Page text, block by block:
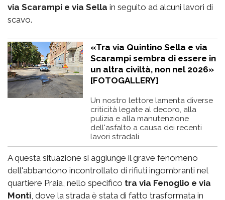
via Scarampi e via Sella in seguito ad alcuni lavori di
scavo.
«Tra via Quintino Sella e via
Scarampi sembra di essere in
un altra civiltà, non nel 2026»
[FOTOGALLERY]
Un nostro lettore lamenta diverse
criticità legate al decoro, alla
pulizia e alla manutenzione
dell'asfalto a causa dei recenti
lavori stradali
A questa situazione si aggiunge il grave fenomeno
dell'abbandono incontrollato di rifiuti ingombranti nel
quartiere Praia, nello specifico tra via Fenoglio e via
Monti , dove la strada è stata di fatto trasformata in